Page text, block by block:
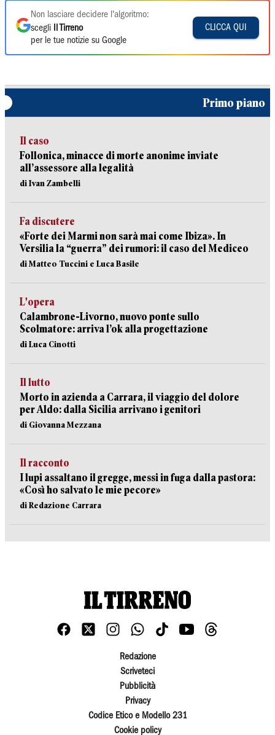
Non lasciare decidere l'algoritmo:
scegli
Il Tirreno
per le tue notizie su Google
CLICCA QUI
Primo piano
Il caso
Follonica, minacce di morte anonime inviate
all’assessore alla legalità
di Ivan Zambelli
Fa discutere
«Forte dei Marmi non sarà mai come Ibiza». In
Versilia la “guerra” dei rumori: il caso del Mediceo
di Matteo Tuccini e Luca Basile
L'opera
Calambrone-Livorno, nuovo ponte sullo
Scolmatore: arriva l’ok alla progettazione
di Luca Cinotti
Il lutto
Morto in azienda a Carrara, il viaggio del dolore
per Aldo: dalla Sicilia arrivano i genitori
di Giovanna Mezzana
Il racconto
I lupi assaltano il gregge, messi in fuga dalla pastora:
«Così ho salvato le mie pecore»
di Redazione Carrara
Redazione
Scriveteci
Pubblicità
Privacy
Codice Etico e Modello 231
Cookie policy